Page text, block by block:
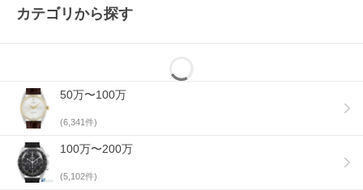
カテゴリから探す
50万〜100万
(6,341件)
100万〜200万
(5,102件)